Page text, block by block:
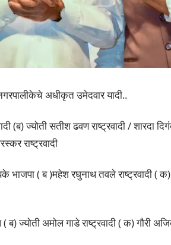
अधीकृत उमेदवार यादी..
(ब) ज्योती सतीश ढवण राष्ट्रवादी / शारदा
राष्ट्रवादी
भाजपा ( ब )महेश रघुनाथ तवले राष्ट्रवादी ( क)
ज्योती अमोल गाडे राष्ट्रवादी ( क) गौरी